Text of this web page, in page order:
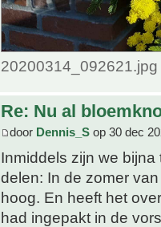
Re: Nu al
door Dennis_S op 30 dec
Inmiddels zijn we
delen: In de zomer
hoog. En heeft het
had ingepakt in de